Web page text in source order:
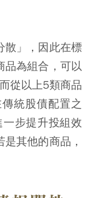
散」，因此在標
品為組合，可以
從以上5類商品
統股債配置之
一步提升投組效
其他的商品，